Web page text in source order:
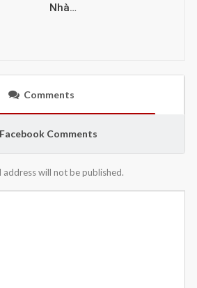
Nhà…
Comments
Facebook Comments
address will not be published.